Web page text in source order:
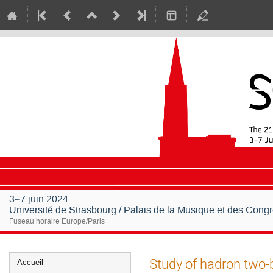
3–7 juin 2024
Université de Strasbourg / Palais de la Musique et des
Fuseau horaire Europe/Paris
Menu
Accueil Study of hadron